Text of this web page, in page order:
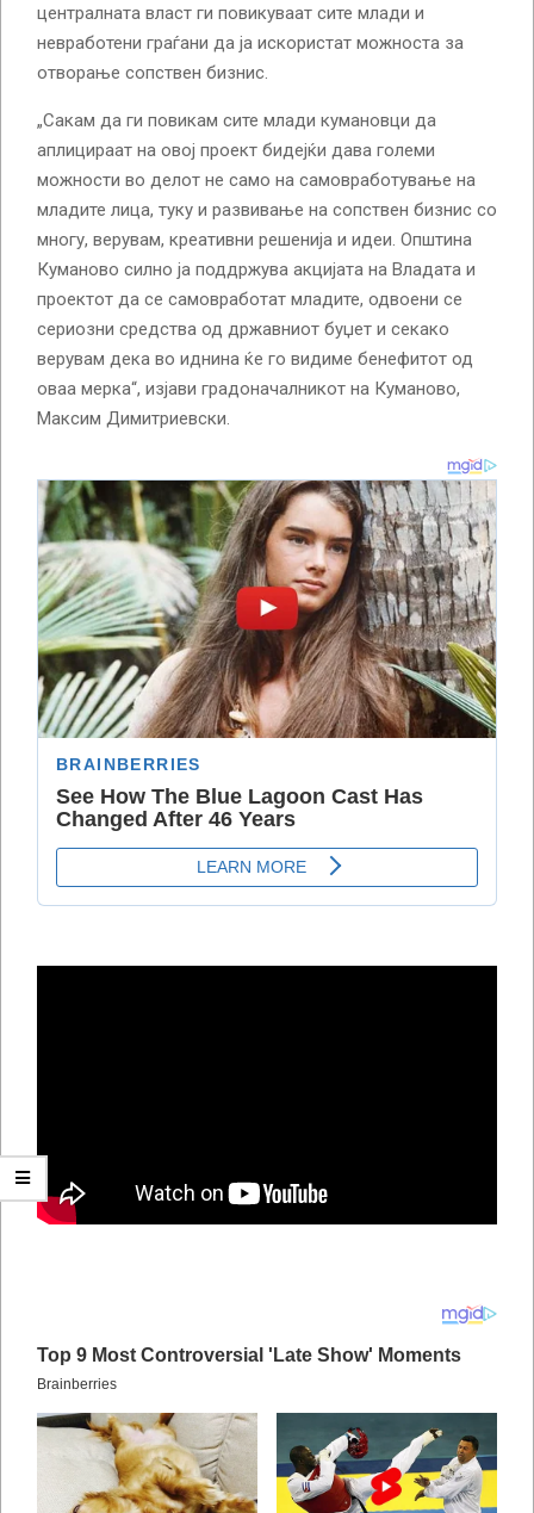
централната власт ги повикуваат сите млади и
невработени граѓани да ја искористат можноста за
отворање сопствен бизнис.
„Сакам да ги повикам сите млади кумановци да
аплицираат на овој проект бидејќи дава големи
можности во делот не само на самовработување на
младите лица, туку и развивање на сопствен бизнис со
многу, верувам, креативни решенија и идеи. Општина
Куманово силно ја поддржува акцијата на Владата и
проектот да се самовработат младите, одвоени се
сериозни средства од државниот буџет и секако
верувам дека во иднина ќе го видиме бенефитот од
оваа мерка“, изјави градоначалникот на Куманово,
Максим Димитриевски.